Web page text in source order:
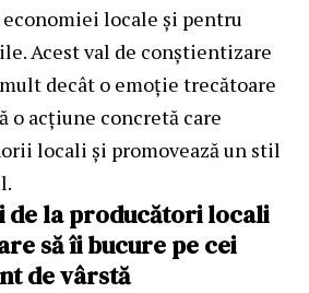
locale și pentru
Acest val de conștientizare
decât o emoție trecătoare
o acțiune concretă care
locali și promovează un stil
de la producători locali
să îi bucure pe cei
de vârstă